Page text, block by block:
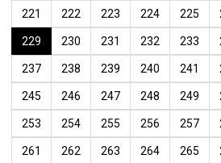
221 222 223 224 225
229 230 231 232 233
237 238 239 240 241
245 246 247 248 249
253 254 255 256 257
261 262 263 264 265